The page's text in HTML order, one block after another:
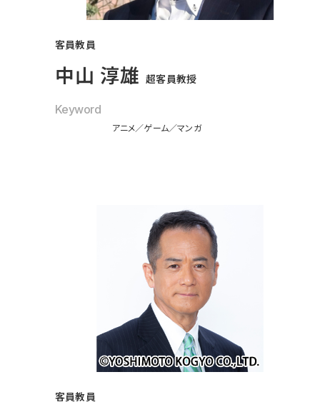
客員教員
中山 淳雄 超客員教授
Keyword
アニメ ゲーム マンガ
客員教員